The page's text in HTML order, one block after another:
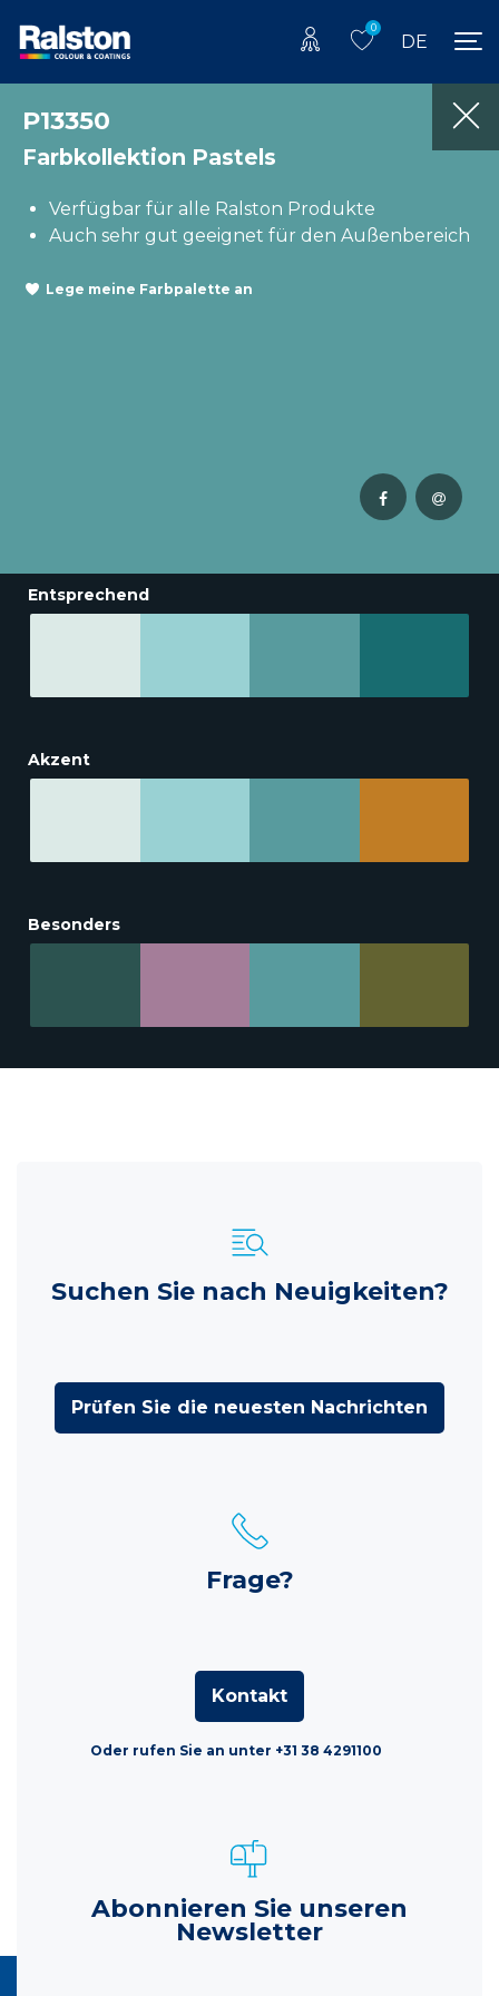
0
DE
P13350
Farbkollektion Pastels
Verfügbar für alle Ralston Produkte
Auch sehr gut geeignet für den Außenbereich
Lege meine Farbpalette an
Entsprechend
Akzent
Besonders
Suchen Sie nach Neuigkeiten?
Prüfen Sie die neuesten Nachrichten
Frage?
Kontakt
Oder rufen Sie an unter +31 38 4291100
Abonnieren Sie unseren
Newsletter